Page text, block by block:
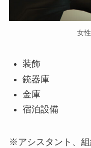
女
装飾
銃器庫
金庫
宿泊設備
※アシスタント、組